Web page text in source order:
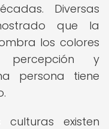
Diversas
que la
los colores
y
persona tiene
existen